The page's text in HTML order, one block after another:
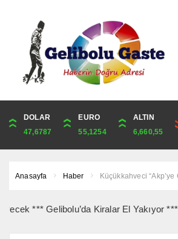
DOLAR
47,6787
EURO
55,1254
ALTIN
6,660,55
ONS
4,341,81
ALTIN
6,660,55
ÇEYREK
10,889,99
Anasayfa Haber Küçükkahveci “Akp’ye
Kiralar El Yakıyor ***